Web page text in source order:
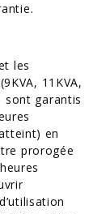
les
11KVA,
sont garantis
en
prorogée